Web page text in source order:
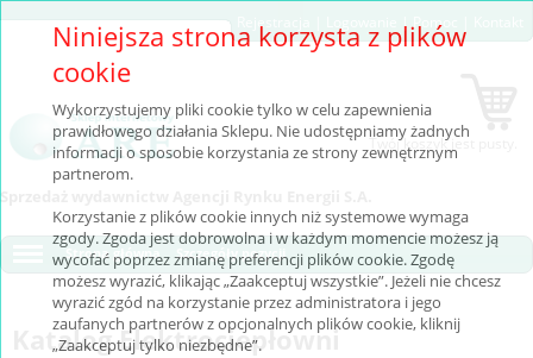
Rejestracja |Pomoc
Twój koszyk jest pusty.
Strona główna Szczegóły pozycji
Katalog Elektrociepłowni
Niniejsza strona korzysta z plików
cookie
Wykorzystujemy pliki cookie tylko w celu zapewnienia
prawidłowego działania Sklepu. Nie udostępniamy żadnych
informacji o sposobie korzystania ze strony zewnętrznym
partnerom.
Korzystanie z plików cookie innych niż systemowe wymaga
zgody. Zgoda jest dobrowolna i w każdym momencie możesz ją
wycofać poprzez zmianę preferencji plików cookie. Zgodę
możesz wyrazić, klikając „Zaakceptuj wszystkie”. Jeżeli nie chcesz
wyrazić zgód na korzystanie przez administratora i jego
zaufanych partnerów z opcjonalnych plików cookie, kliknij
„Zaakceptuj tylko niezbędne”.